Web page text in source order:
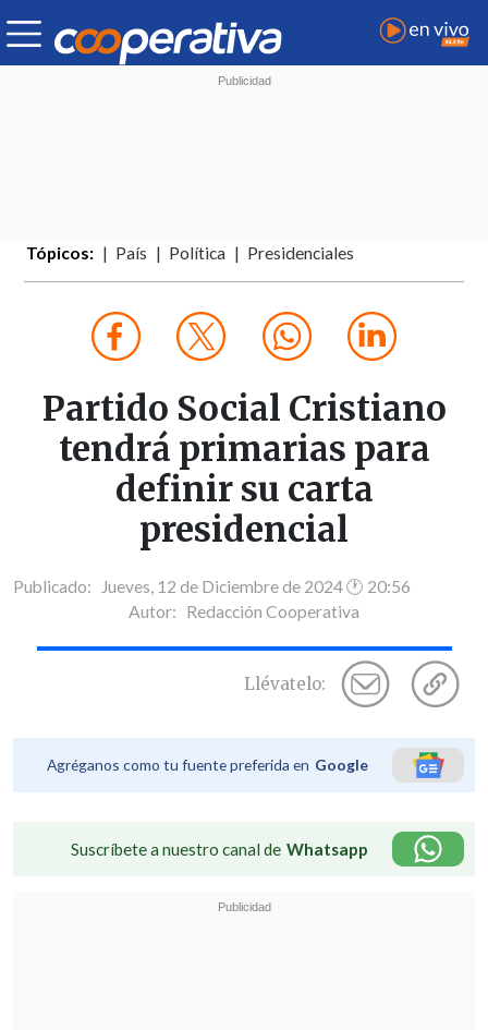
Tópicos: País Política Presidenciales
Partido Social Cristiano
tendrá primarias para
definir su carta
presidencial
Publicado: Jueves, 12 de Diciembre de 2024 🕐 20:56
Autor: Redacción Cooperativa
Llévatelo:
Agréganos como tu fuente preferida en Google
Suscríbete a nuestro canal de Whatsapp